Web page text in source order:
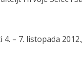
– 7. listopada